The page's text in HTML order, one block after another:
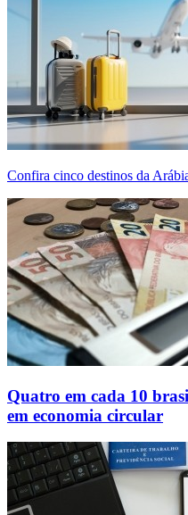
Confira cinco destinos da
Quatro em cada 10
em economia circular